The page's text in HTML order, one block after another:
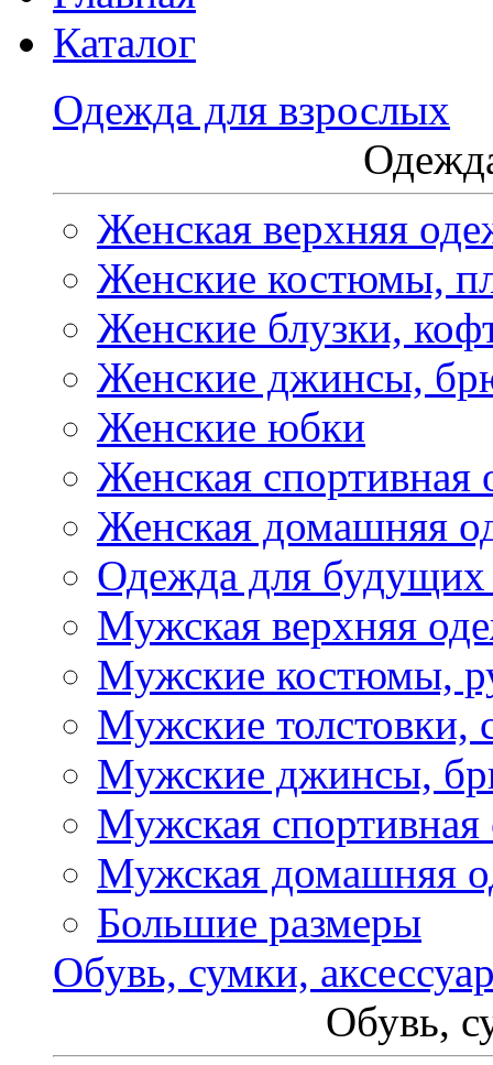
Каталог
Одежда для взрослых
Женская верхняя
Женские костюмы,
Женские блузки,
Женские джинсы,
Женские юбки
Женская спортивная
Женская домашняя
Одежда для
Мужская верхняя
Мужские костюмы,
Мужские толстовки,
Мужские джинсы,
Мужская спортивная
Мужская домашняя
Большие размеры
Обувь, сумки,
Обувь,